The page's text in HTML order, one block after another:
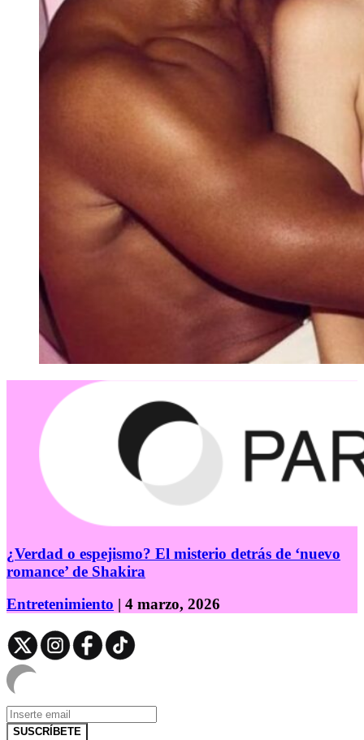
¿Verdad o espejismo? El misterio detrás de ‘nuevo
romance’ de Shakira
Entretenimiento | 4 marzo, 2026
SUSCRÍBETE